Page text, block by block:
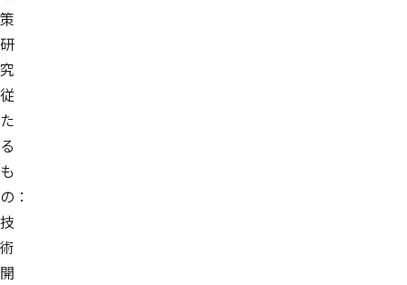
策
研
究
従
た
る
も
の：
技
術
開